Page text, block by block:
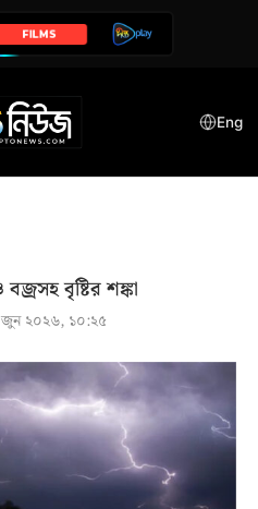
SERIES
Eng
বৃষ্টির শঙ্কা
২০২৬, ১০:২৫